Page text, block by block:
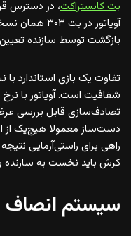
بت کانستراکت، در دسترس
بازگشت توسط سازنده
تفاوت یک بازی استاندارد
شفافیت است. آویاتور با
تصادف‌سازی قابل بررسی
دست‌ساز معمولا هیچ‌یک از
راهی برای راستی‌آزمایی
کرش باید نخست به سازنده و
سیستم انصاف